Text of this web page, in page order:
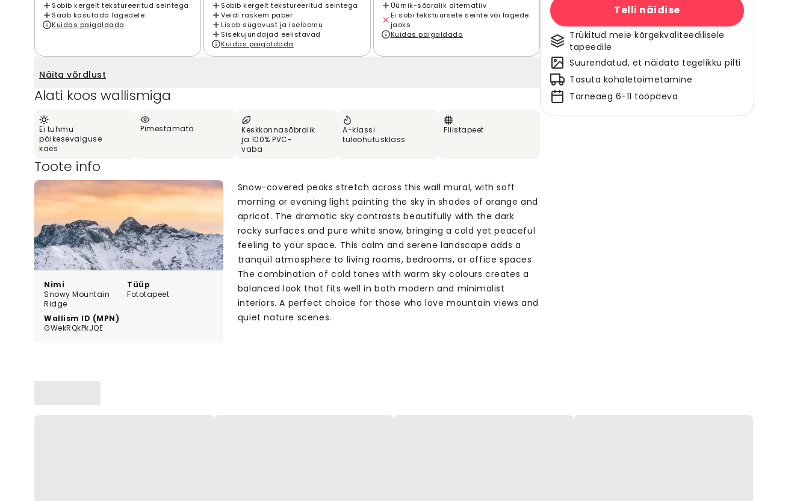
Sobib kergelt tekstureeritud seintega
Saab kasutada lagedele
Kuidas paigaldada
Sobib kergelt tekstureeritud seintega
Veidi raskem paber
Lisab sügavust ja iseloomu
Sisekujundajad eelistavad
Kuidas paigaldada
Üürnik-sõbralik alternatiiv
Ei sobi tekstuursete seinte või lagede
jaoks
Kuidas paigaldada
Näita võrdlust
Alati koos wallismiga
Ei tuhmu
päikesevalguse
käes
Pimestamata
Keskkonnasõbralik
ja 100% PVC-
vaba
A-klassi
tuleohutusklass
Fliistapeet
Toote info
Nimi
Snowy Mountain
Ridge
Tüüp
Fototapeet
Wallism ID (MPN)
GWekRQkPkJQE
Snow-covered peaks stretch across this wall mural, with soft
morning or evening light painting the sky in shades of orange and
apricot. The dramatic sky contrasts beautifully with the dark
rocky surfaces and pure white snow, bringing a cold yet peaceful
feeling to your space. This calm and serene landscape adds a
tranquil atmosphere to living rooms, bedrooms, or office spaces.
The combination of cold tones with warm sky colours creates a
balanced look that fits well in both modern and minimalist
interiors. A perfect choice for those who love mountain views and
quiet nature scenes.
Telli näidise
Trükitud meie kõrgekvaliteedilisele
tapeedile
Suurendatud, et näidata tegelikku pilti
Tasuta kohaletoimetamine
Tarneaeg 6-11 tööpäeva